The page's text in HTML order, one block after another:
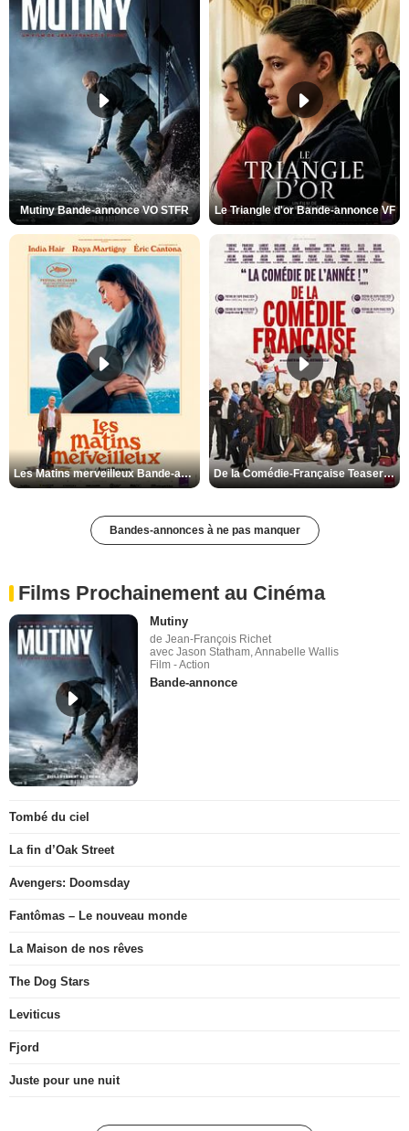
Mutiny Bande-annonce VO STFR Le Triangle d'or Bande-annonce VF
Les Matins merveilleux Bande-annonce VF De la Comédie-Française Teaser VF
Bandes-annonces à ne pas manquer
Films Prochainement au Cinéma
Mutiny
de Jean-François Richet
avec Jason Statham, Annabelle Wallis
Film - Action
Bande-annonce
Tombé du ciel
La fin d’Oak Street
Avengers: Doomsday
Fantômas – Le nouveau monde
La Maison de nos rêves
The Dog Stars
Leviticus
Fjord
Juste pour une nuit